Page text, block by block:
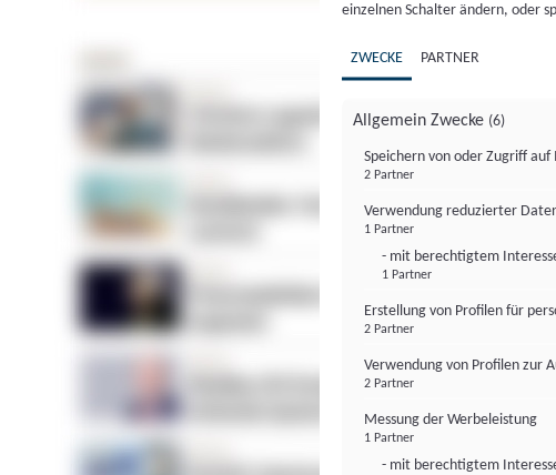
einzelnen Schalter ändern, oder
ZWECKE PARTNER
Allgemein Zwecke (6)
Speichern von oder Zugriff
2 Partner
Verwendung reduzierter
1 Partner
- mit berechtigtem
1 Partner
Erstellung von Profilen für
2 Partner
Verwendung von Profilen zur
2 Partner
Messung der Werbeleistung
1 Partner
- mit berechtigtem